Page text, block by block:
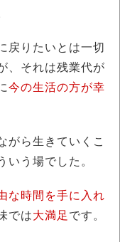
戻りたいとは一切
、それは残業代が
今の生活の方が幸
がら生きていくこ
いう場でした。
な時間を手に入れ
では大満足 です。